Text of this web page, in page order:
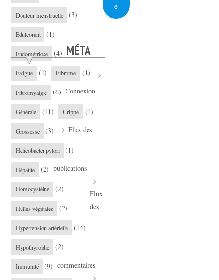
Douleur menstruelle (3)
Edulcorant (1)
Endométriose (4)
Fatigue (1) Fibrome (1)
Fibromyalgie (6)
Générale (11) Grippe (1)
Grossesse (3)
Helicobacter pylori (1)
Hépatite (2)
Homocystéine (2)
Huiles végétales (2)
Hypertension artérielle (14)
Hypothyroïdie (2)
Immunité (9)
e
MÉTA
Connexion
Flux des
publications
Flux
des
commentaires